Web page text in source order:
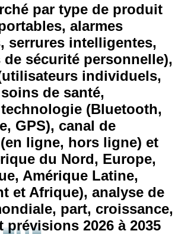
par type de produit
alarmes
serrures intelligentes,
sécurité personnelle),
individuels,
de santé,
(Bluetooth,
GPS), canal de
ligne, hors ligne) et
du Nord, Europe,
Amérique Latine,
et Afrique), analyse de
part, croissance,
prévisions 2026 à 2035